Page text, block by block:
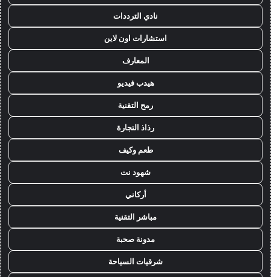
نادي الترددات
استشارات اون لاين
المعارف
هيدب فيديو
رمح التقنية
رذاذ التجارة
طعم وكيف
شهود نت
أركاني
مباشر التقنية
مدونة صحبة
شرقيات السياحة